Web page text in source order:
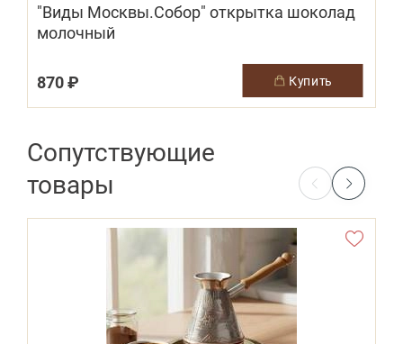
"Виды Москвы.Собор" открытка шоколад
молочный
870 ₽ купить
Сопутствующие
товары